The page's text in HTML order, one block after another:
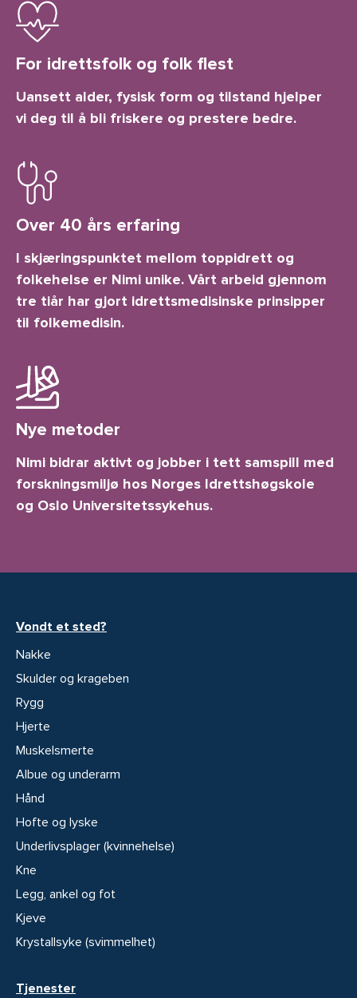
For idrettsfolk og folk flest
Uansett alder, fysisk form og tilstand hjelper
vi deg til å bli friskere og prestere bedre.
Over 40 års erfaring
I skjæringspunktet mellom toppidrett og
folkehelse er Nimi unike. Vårt arbeid gjennom
tre tiår har gjort idrettsmedisinske prinsipper
til folkemedisin.
Nye metoder
Nimi bidrar aktivt og jobber i tett samspill med
forskningsmiljø hos Norges Idrettshøgskole
og Oslo Universitetssykehus.
Vondt et sted?
Nakke
Skulder og krageben
Rygg
Hjerte
Muskelsmerte
Albue og underarm
Hånd
Hofte og lyske
Underlivsplager (kvinnehelse)
Kne
Legg, ankel og fot
Kjeve
Krystallsyke (svimmelhet)
Tjenester